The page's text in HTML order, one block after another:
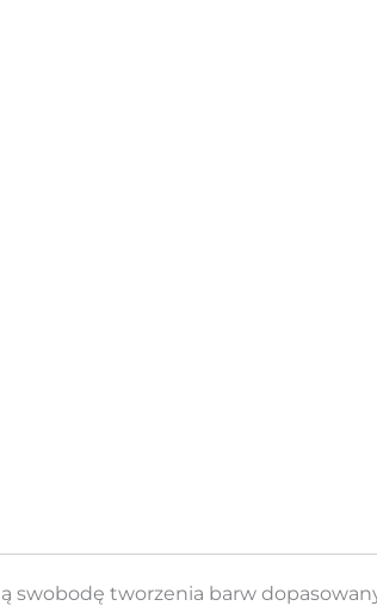
swobodę tworzenia barw